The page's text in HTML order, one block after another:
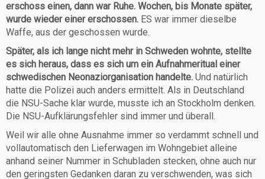
erschoss einen, dann war Ruhe. Wochen, bis Monate später,
wurde wieder einer erschossen. ES war immer dieselbe
Waffe, aus der geschossen wurde.
Später, als ich lange nicht mehr in Schweden wohnte, stellte
es sich heraus, dass es sich um ein Aufnahmeritual einer
schwedischen Neonaziorganisation handelte. Und natürlich
hatte die Polizei auch anders ermittelt. Als in Deutschland
die NSU-Sache klar wurde, musste ich an Stockholm denken.
Die NSU-Aufklärungsfehler sind immer und überall.
Weil wir alle ohne Ausnahme immer so verdammt schnell und
vollautomatisch den Lieferwagen im Wohngebiet alleine
anhand seiner Nummer in Schubladen stecken, ohne auch nur
den geringsten Gedanken daran zu verschwenden, was sich